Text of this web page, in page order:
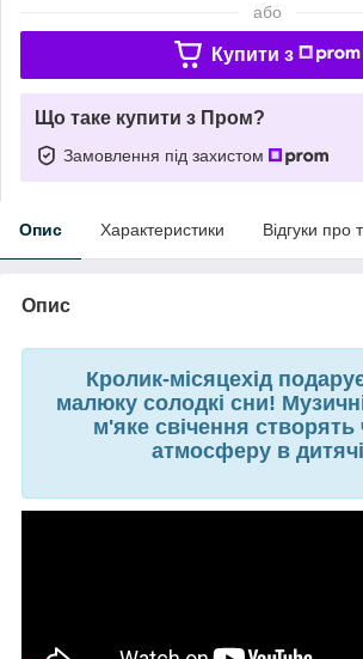
або
Купити з
Що таке купити з Пром?
Замовлення під захистом
Опис Характеристики Відгуки про
Опис
Кролик-місяцехід
малюку солодкі сни!
м'яке свічення створять
атмосферу в